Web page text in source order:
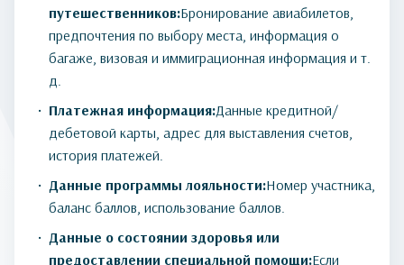
путешественников:Бронирование авиабилетов,
предпочтения по выбору места, информация о
багаже, визовая и иммиграционная информация и т.
д.
Платежная информация:Данные кредитной/
дебетовой карты, адрес для выставления счетов,
история платежей.
Данные программы лояльности:Номер участника,
баланс баллов, использование баллов.
Данные о состоянии здоровья или
предоставлении специальной помощи:Если